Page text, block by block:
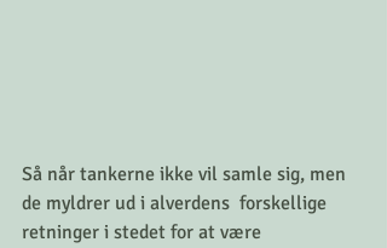
Så når tankerne ikke vil samle sig, men
de myldrer ud i alverdens  forskellige
retninger i stedet for at være